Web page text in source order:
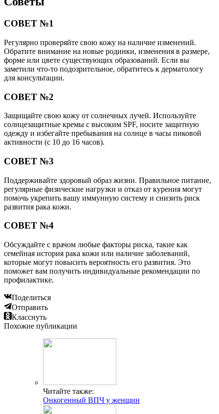
СОВЕТ №1
Регулярно проверяйте свою кожу на наличие изменений.
Обратите внимание на новые родинки, изменения в размере,
форме или цвете существующих образований. Если вы
заметили что-то подозрительное, обратитесь к дерматологу
для консультации.
СОВЕТ №2
Защищайте свою кожу от солнечных лучей. Используйте
солнцезащитные кремы с высоким SPF, носите защитную
одежду и избегайте пребывания на солнце в часы пиковой
активности (с 10 до 16 часов).
СОВЕТ №3
Поддерживайте здоровый образ жизни. Правильное питание,
регулярные физические нагрузки и отказ от курения могут
помочь укрепить вашу иммунную систему и снизить риск
развития рака кожи.
СОВЕТ №4
Обсуждайте с врачом любые факторы риска, такие как
семейная история рака кожи или наличие заболеваний,
которые могут повысить вероятность его развития. Это
поможет вам получить индивидуальные рекомендации по
профилактике.
Поделиться
Отправить
Класснуть
Похожие публикации
Читайте также:
Онкогенный ВПЧ у женщин